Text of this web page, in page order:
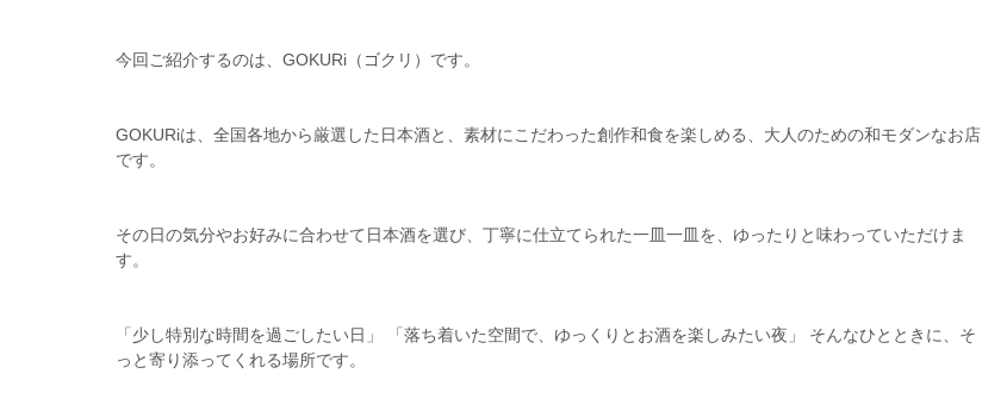
今回ご紹介するのは、GOKURi（ゴクリ）です。
GOKURiは、全国各地から厳選した日本酒と、素材にこだわった創作和食を楽しめる、大人のための和モダンなお店
です。
その日の気分やお好みに合わせて日本酒を選び、丁寧に仕立てられた一皿一皿を、ゆったりと味わっていただけま
す。
「少し特別な時間を過ごしたい日」 「落ち着いた空間で、ゆっくりとお酒を楽しみたい夜」 そんなひとときに、そ
っと寄り添ってくれる場所です。